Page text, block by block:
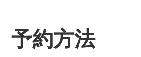
予約方法